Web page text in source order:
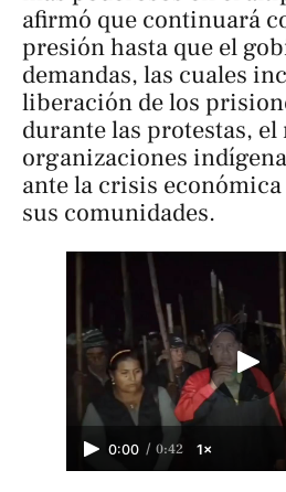
afirmó que continuará
presión hasta que el
demandas, las cuales
liberación de los
durante las protestas, el
organizaciones
ante la crisis
sus comunidades.
0:00 / 0:42 1×